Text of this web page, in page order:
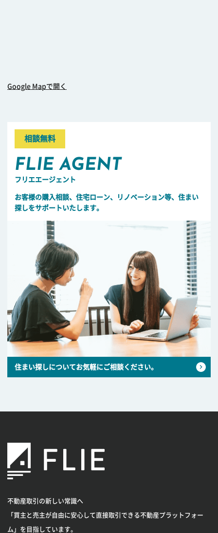
Google Mapで開く
相談無料
FLIE AGENT
フリエエージェント
お客様の購入相談、住宅ローン、リノベーション等、住まい
探しをサポートいたします。
住まい探しについてお気軽にご相談ください。
不動産取引の新しい常識へ
「買主と売主が自由に安心して直接取引できる不動産プラットフォー
ム」を目指しています。